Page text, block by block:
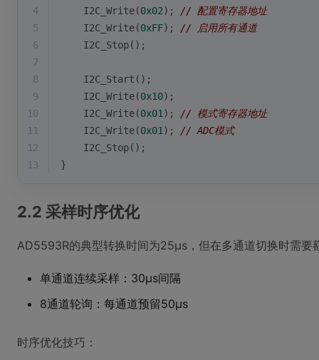
4
    I2C_Write(
0x02); // 配置寄存器地址
5
    I2C_Write(
0xFF); // 启用所有通道
6
    I2C_Stop();
7
8
    I2C_Start();
9
    I2C_Write(
0x10);
10
    I2C_Write(
0x01 ); // 模式寄存器地址
11
    I2C_Write(
0x01 ); // ADC模式
12
    I2C_Stop();
13
}
2.2 采样时序优化
AD5593R的典型转换时间为25μs，但在多通道切换时需要
单通道连续采样：30μs间隔
8通道轮询：每通道预留50μs
时序优化技巧：